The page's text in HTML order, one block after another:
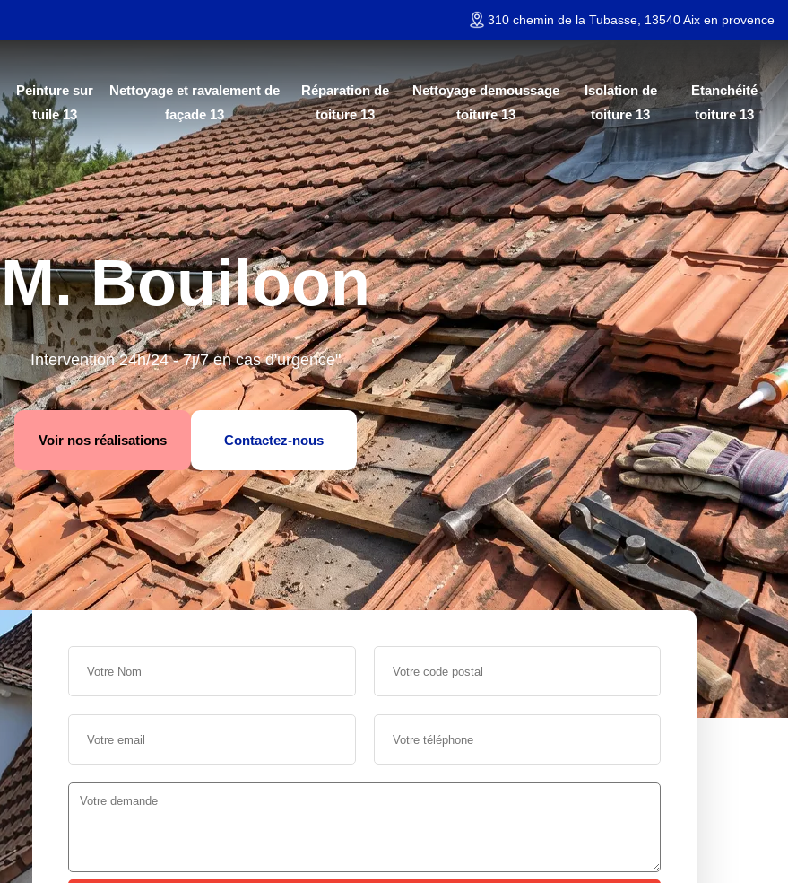
310 chemin de la Tubasse, 13540 Aix en provence
Peinture sur
tuile 13
Nettoyage et ravalement de
façade 13
Réparation de
toiture 13
Nettoyage demoussage
toiture 13
Isolation de
toiture 13
Etanchéité
toiture 13
M. Bouiloon
Intervention 24h/24 - 7j/7 en cas d'urgence"
Voir nos réalisations Contactez-nous